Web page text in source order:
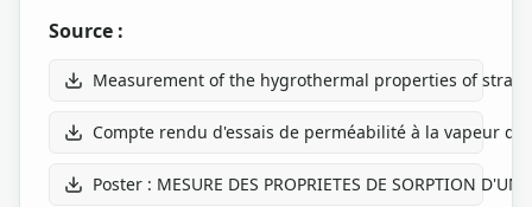
Source :
Measurement of the hygrothermal properties of
Compte rendu d'essais de perméabilité à la vapeur
Poster : MESURE DES PROPRIETES DE SORPTION D'UN